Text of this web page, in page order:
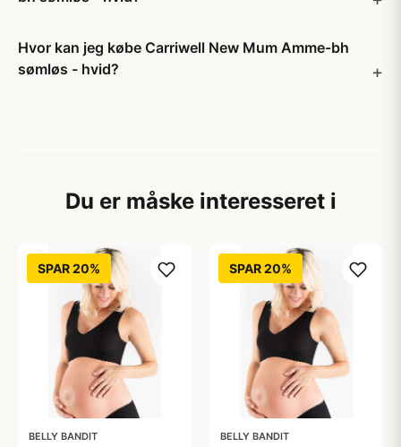
Hvor kan jeg købe Carriwell New Mum Amme-bh
sømløs - hvid?
Du er måske interesseret i
SPAR 20%
BELLY BANDIT
SPAR 20%
BELLY BANDIT